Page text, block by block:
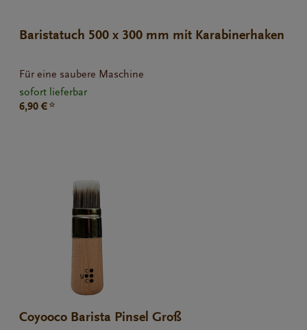
Baristatuch 500 x 300 mm mit Karabinerhaken
Für eine saubere Maschine
sofort lieferbar
6,90 € *
Coyooco Barista Pinsel Groß